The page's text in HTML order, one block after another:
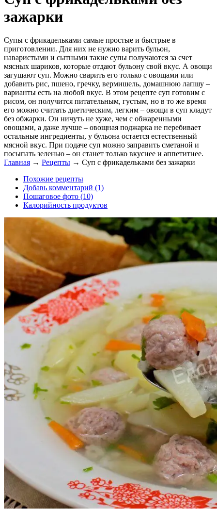
зажарки
Супы с фрикадельками самые простые и быстрые в
приготовлении. Для них не нужно варить бульон,
наваристыми и сытными такие супы получаются за счет
мясных шариков, которые отдают бульону свой вкус. А овощи
загущают суп. Можно сварить его только с овощами или
добавить рис, пшено, гречку, вермишель, домашнюю лапшу –
варианты есть на любой вкус. В этом рецепте суп готовим с
рисом, он получится питательным, густым, но в то же время
его можно считать диетическим, легким – овощи в суп кладут
без обжарки. Он ничуть не хуже, чем с обжаренными
овощами, а даже лучше – овощная поджарка не перебивает
остальные ингредиенты, у бульона остается естественный
мясной вкус. При подаче суп можно заправить сметаной и
посыпать зеленью – он станет только вкуснее и аппетитнее.
Главная → Рецепты → Суп с фрикадельками без зажарки
Похожие рецепты
Добавь комментарий (1)
Пошаговое фото (10)
Калорийность продуктов